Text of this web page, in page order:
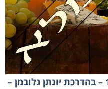
דרך המשי באיטליה – 16.3.27 – בהדרכת יונתן גלובמן –